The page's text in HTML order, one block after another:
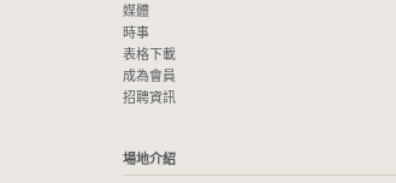
媒體
時事
表格下載
成為會員
招聘資訊
場地介紹